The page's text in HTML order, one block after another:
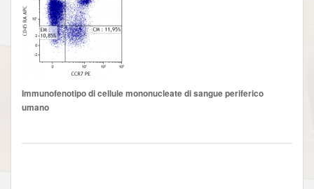
Immunofenotipo di cellule mononucleate di sangue periferico
umano